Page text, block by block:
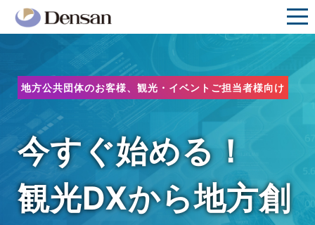
地方公共団体のお客様、観光・イベントご担当者様向け
今すぐ始める！
観光DXから地方創